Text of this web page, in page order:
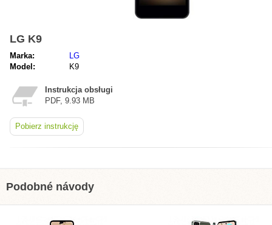
LG K9
Marka:
LG
Model:
K9
Instrukcja obsługi
PDF, 9.93 MB
Pobierz instrukcję
Podobné návody